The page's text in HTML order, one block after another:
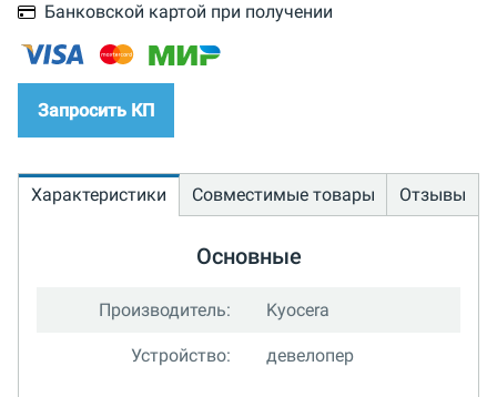
Банковской картой при получении
Запросить КП
Характеристики Совместимые товары Отзывы
Основные
Производитель: Kyocera
Устройство: девелопер